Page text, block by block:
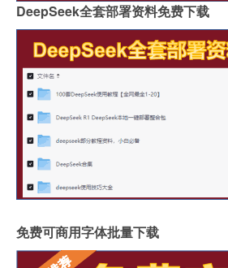
DeepSeek全套部署资料免费下载
免费可商用字体批量下载